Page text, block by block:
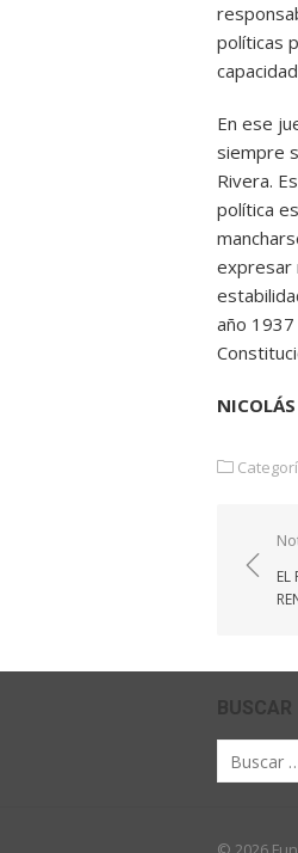
políticas
En ese
siempre
Rivera.
política
expresar
año
de
EL
BUSCAR
Buscar
por: